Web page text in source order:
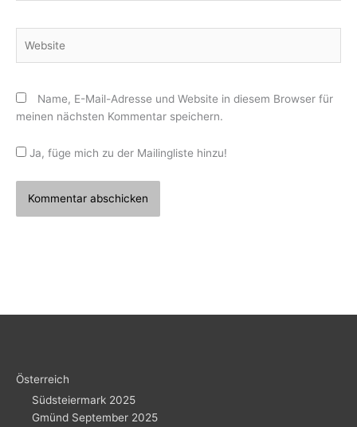
Name, E-Mail-Adresse und Website in diesem Browser für
meinen nächsten Kommentar speichern.
Ja, füge mich zu der Mailingliste hinzu!
Österreich
Südsteiermark 2025
Gmünd September 2025